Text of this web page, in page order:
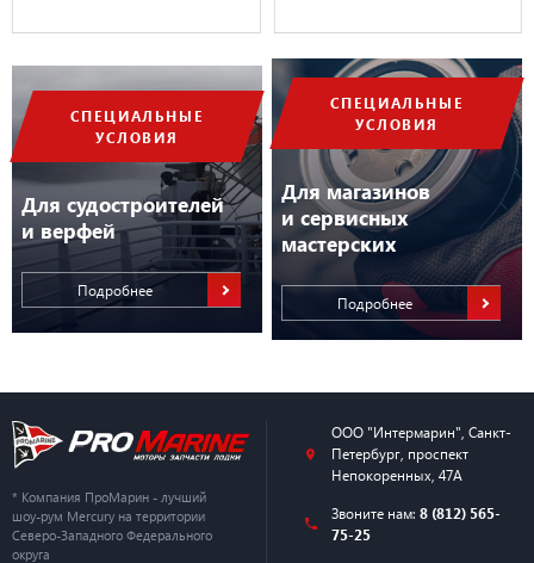
СПЕЦИАЛЬНЫЕ
УСЛОВИЯ
Для судостроителей
и верфей
Подробнее
СПЕЦИАЛЬНЫЕ
УСЛОВИЯ
Для магазинов
и сервисных
мастерских
Подробнее
* Компания ПроМарин - лучший
шоу-рум Mercury на территории
Северо-Западного Федерального
округа
ООО "Интермарин" Санкт-
Петербург, проспект
Непокоренных, 47А
Звоните нам: 8 (812) 565-
75-25